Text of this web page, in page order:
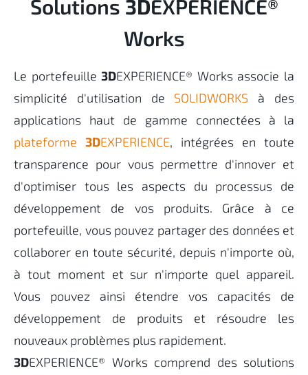
Solutions 3DEXPERIENCE®
Works
Le portefeuille3DEXPERIENCE® Works associe la
simplicité d'utilisation de SOLIDWORKS à des
applications haut de gamme connectées à la
plateforme 3DEXPERIENCE, intégrées en toute
transparence pour vous permettre d'innover et
d'optimiser tous les aspects du processus de
développement de vos produits. Grâce à ce
portefeuille, vous pouvez partager des données et
collaborer en toute sécurité, depuis n'importe où,
à tout moment et sur n'importe quel appareil.
Vous pouvez ainsi étendre vos capacités de
développement de produits et résoudre les
nouveaux problèmes plus rapidement.
3DEXPERIENCE® Works comprend des solutions